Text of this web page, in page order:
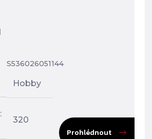
Prohlédnout
S536026051144
Hobby
320